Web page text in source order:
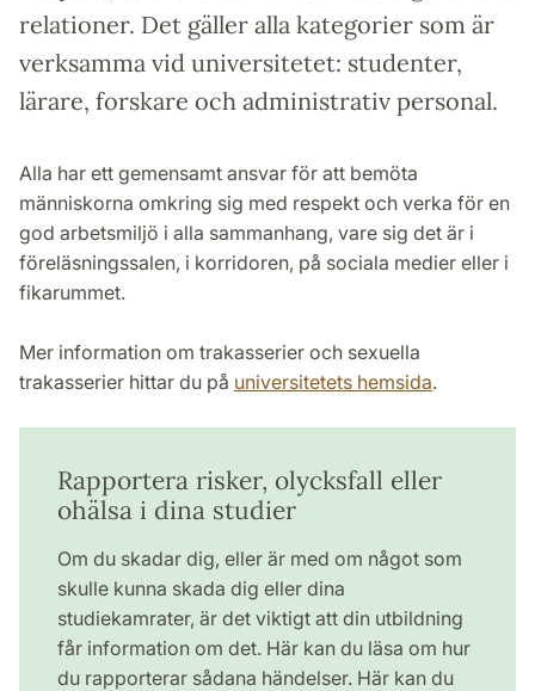
relationer. Det gäller alla kategorier som är
verksamma vid universitetet: studenter,
lärare, forskare och administrativ personal.
Alla har ett gemensamt ansvar för att bemöta
människorna omkring sig med respekt och verka för en
god arbetsmiljö i alla sammanhang, vare sig det är i
föreläsningssalen, i korridoren, på sociala medier eller i
fikarummet.
Mer information om trakasserier och sexuella
trakasserier hittar du på universitetets hemsida.
Rapportera risker, olycksfall eller
ohälsa i dina studier
Om du skadar dig, eller är med om något som
skulle kunna skada dig eller dina
studiekamrater, är det viktigt att din utbildning
får information om det. Här kan du läsa om hur
du rapporterar sådana händelser. Här kan du